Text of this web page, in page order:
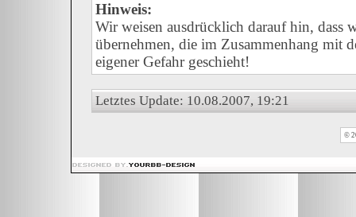
Hinweis:
Wir weisen ausdrücklich darauf hin,
übernehmen, die im Zusammenhang mit
eigener Gefahr geschieht!
Letztes Update: 10.08.2007, 19:21
©